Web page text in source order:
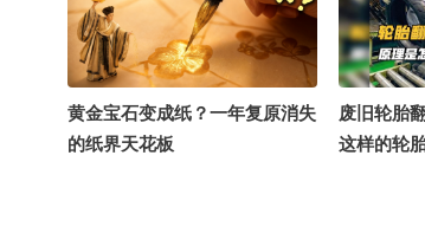
川 @chinachu @拆弹专家 @陈
陈的旅行 @草木有语 @草莓波
波兔 @伯言洛白 @贝璐璐 @北
京国安大妞 @涛姐是女神 @甜
甜和羊羊 @桃子在逃跑 @文史
黄金宝石变成纸？一年复原消失
的纸界天花板
废旧轮胎
这样的轮